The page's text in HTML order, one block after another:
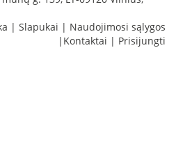
| Slapukai | Naudojimosi sąlygos
| Kontaktai | Prisijungti